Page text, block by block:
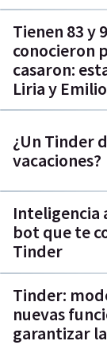
Tienen 83 y
conocieron
casaron:
Liria y Emilio
¿Un Tinder
vacaciones?
Inteligencia
bot que te
Tinder
Tinder:
nuevas
garantizar